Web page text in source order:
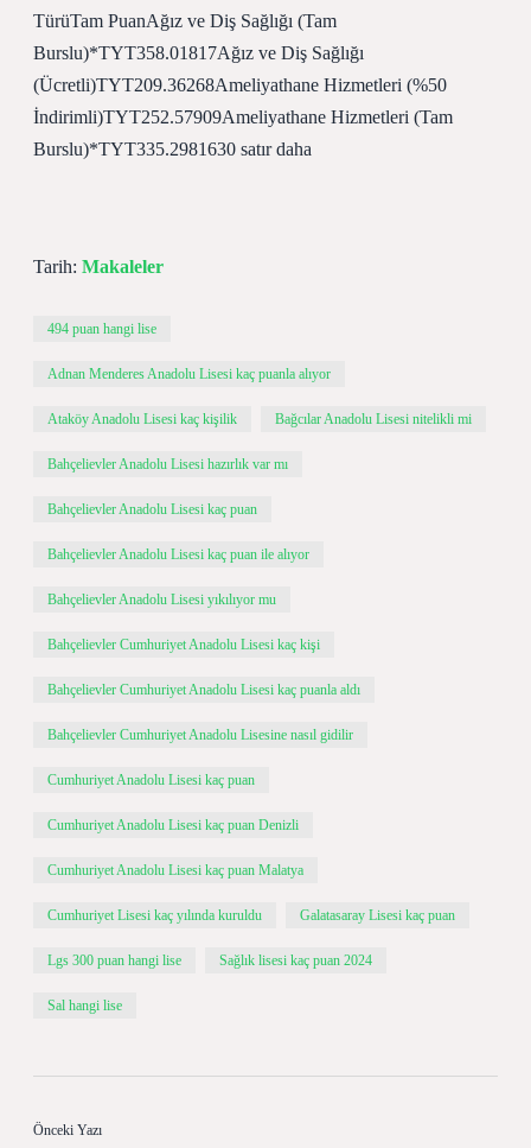
TürüTam PuanAğız ve Diş Sağlığı (Tam
Burslu)*TYT358.01817Ağız ve Diş Sağlığı
(Ücretli)TYT209.36268Ameliyathane Hizmetleri (%50
İndirimli)TYT252.57909Ameliyathane Hizmetleri (Tam
Burslu)*TYT335.2981630 satır daha
Tarih: Makaleler
494 puan hangi lise
Adnan Menderes Anadolu Lisesi kaç puanla alıyor
Ataköy Anadolu Lisesi kaç kişilik Bağcılar Anadolu Lisesi nitelikli mi
Bahçelievler Anadolu Lisesi hazırlık var mı
Bahçelievler Anadolu Lisesi kaç puan
Bahçelievler Anadolu Lisesi kaç puan ile alıyor
Bahçelievler Anadolu Lisesi yıkılıyor mu
Bahçelievler Cumhuriyet Anadolu Lisesi kaç kişi
Bahçelievler Cumhuriyet Anadolu Lisesi kaç puanla aldı
Bahçelievler Cumhuriyet Anadolu Lisesine nasıl gidilir
Cumhuriyet Anadolu Lisesi kaç puan
Cumhuriyet Anadolu Lisesi kaç puan Denizli
Cumhuriyet Anadolu Lisesi kaç puan Malatya
Cumhuriyet Lisesi kaç yılında kuruldu Galatasaray Lisesi kaç puan
Lgs 300 puan hangi lise Sağlık lisesi kaç puan 2024
Sal hangi lise
Önceki Yazı